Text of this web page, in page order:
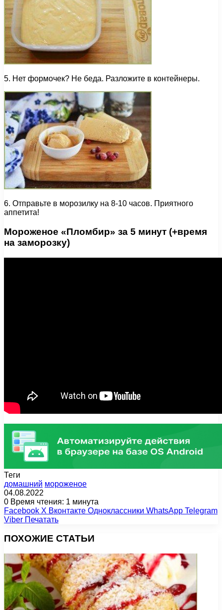
5. Нет формочек? Не беда. Разложите в контейнеры.
6. Отправьте в морозилку на 8-10 часов. Приятного
аппетита!
Мороженое «Пломбир» за 5 минут (+время
на заморозку)
Теги
домашний мороженое
04.08.2022
0 Время чтения: 1 минута
Facebook X Вконтакте Одноклассники WhatsApp Telegram
Viber Печатать
ПОХОЖИЕ СТАТЬИ